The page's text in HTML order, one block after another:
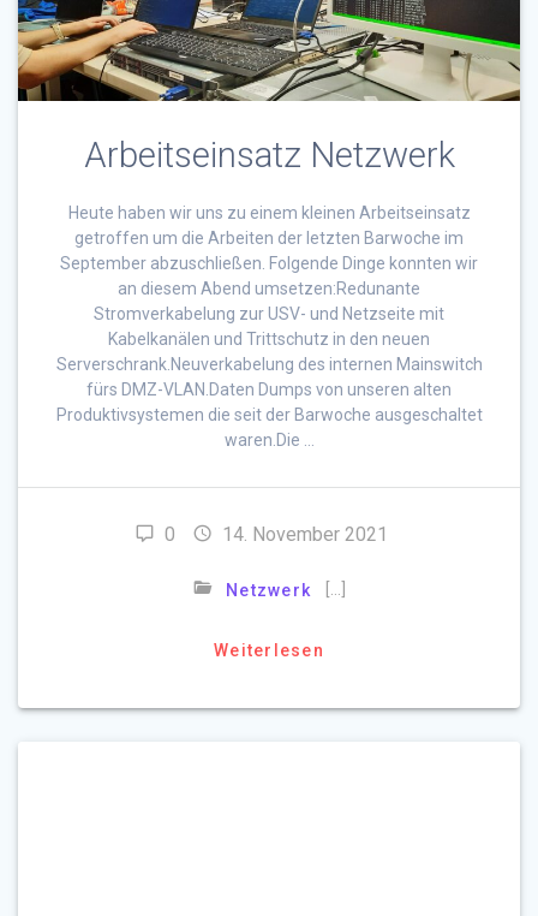
Arbeitseinsatz Netzwerk
Heute haben wir uns zu einem kleinen Arbeitseinsatz
getroffen um die Arbeiten der letzten Barwoche im
September abzuschließen. Folgende Dinge konnten wir
an diesem Abend umsetzen:Redunante
Stromverkabelung zur USV- und Netzseite mit
Kabelkanälen und Trittschutz in den neuen
Serverschrank.Neuverkabelung des internen Mainswitch
fürs DMZ-VLAN.Daten Dumps von unseren alten
Produktivsystemen die seit der Barwoche ausgeschaltet
waren.Die …
0 14. November 2021
Netzwerk
Weiterlesen